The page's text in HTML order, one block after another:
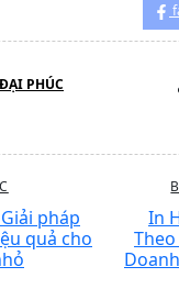
PHÚC
pháp
quả cho
In